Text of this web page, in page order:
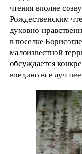
чтения вполне
Рождественским
духовно-
в поселке
малоизвестной
обсуждается
воедино все лучшее.